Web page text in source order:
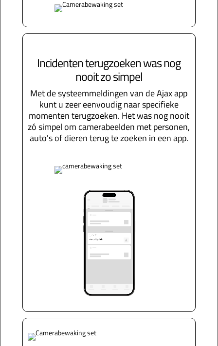
Incidenten terugzoeken was nog
nooit zo simpel
Met de systeemmeldingen van de Ajax app
kunt u zeer eenvoudig naar specifieke
momenten terugzoeken. Het was nog nooit
zó simpel om camerabeelden met personen,
auto's of dieren terug te zoeken in een app.